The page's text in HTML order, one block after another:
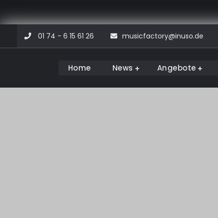
content
01 74 - 6 15 61 26 musicfactory@inuso.de
Musicfactory
Home News Angebote